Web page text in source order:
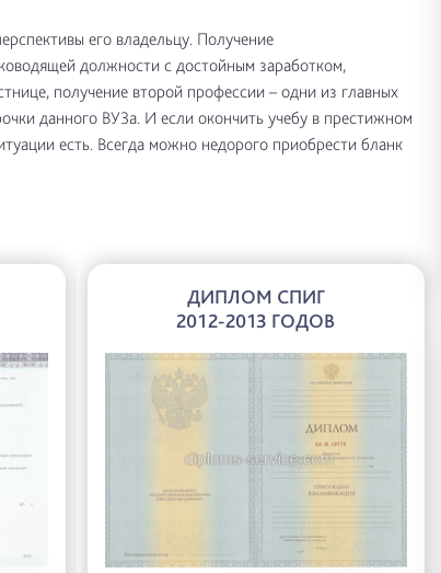
его владельцу. Получение
должности с достойным заработком,
получение второй профессии – одни из главных
данного ВУЗа. И если окончить учебу в престижном
есть. Всегда можно недорого приобрести бланк
ДИПЛОМ СПИГ
2012-2013 ГОДОВ